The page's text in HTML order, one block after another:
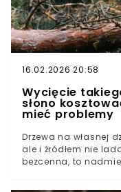
16.02.2026 20:58
Wycięcie
słono
mieć problemy
Drzewa na własnej
ale i źródłem nie
bezcenna, to